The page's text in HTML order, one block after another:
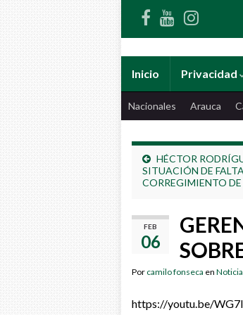
Inicio Privacidad
Nacionales Arauca
HÉCTOR
SITUACIÓN DE
CORREGIMIENTO
FEB
06
Por camilo fonseca en
https://youtu.be/